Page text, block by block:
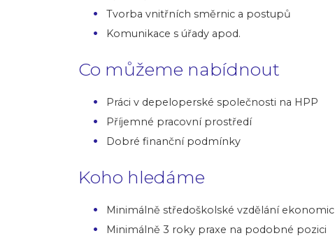
Tvorba vnitřních směrnic a postupů
Komunikace s úřady apod.
Co můžeme nabídnout
Práci v depeloperské společnosti na HPP
Příjemné pracovní prostředí
Dobré finanční podmínky
Koho hledáme
Minimálně středoškolské vzdělání
Minimálně 3 roky praxe na podobné pozici